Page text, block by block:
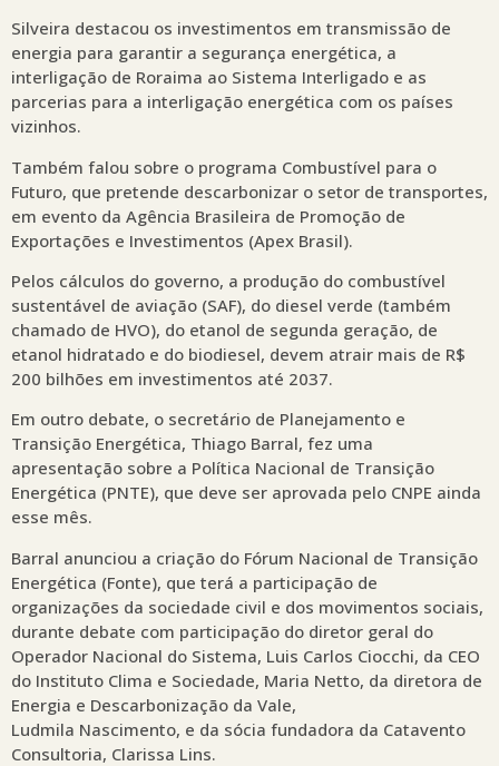
Silveira destacou os investimentos em transmissão de
energia para garantir a segurança energética, a
interligação de Roraima ao Sistema Interligado e as
parcerias para a interligação energética com os países
vizinhos.
Também falou sobre o programa Combustível para o
Futuro, que pretende descarbonizar o setor de transportes,
em evento da Agência Brasileira de Promoção de
Exportações e Investimentos (Apex Brasil).
Pelos cálculos do governo, a produção do combustível
sustentável de aviação (SAF), do diesel verde (também
chamado de HVO), do etanol de segunda geração, de
etanol hidratado e do biodiesel, devem atrair mais de R$
200 bilhões em investimentos até 2037.
Em outro debate, o secretário de Planejamento e
Transição Energética, Thiago Barral, fez uma
apresentação sobre a Política Nacional de Transição
Energética (PNTE), que deve ser aprovada pelo CNPE ainda
esse mês.
Barral anunciou a criação do Fórum Nacional de Transição
Energética (Fonte), que terá a participação de
organizações da sociedade civil e dos movimentos sociais,
durante debate com participação do diretor geral do
Operador Nacional do Sistema, Luis Carlos Ciocchi, da CEO
do Instituto Clima e Sociedade, Maria Netto, da diretora de
Energia e Descarbonização da Vale,
Ludmila Nascimento, e da sócia fundadora da Catavento
Consultoria, Clarissa Lins.